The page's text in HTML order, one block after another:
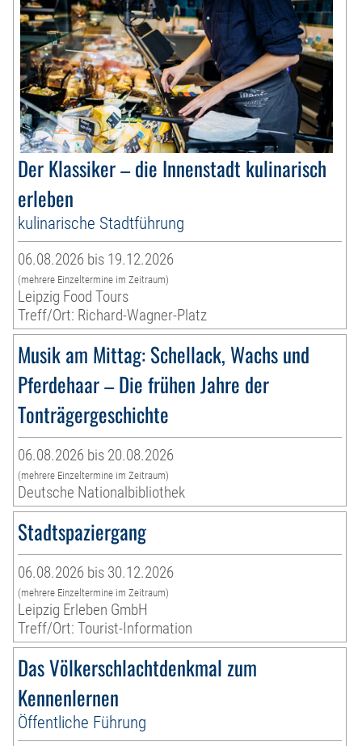
Der Klassiker – die Innenstadt kulinarisch
erleben
kulinarische Stadtführung
06.08.2026 bis 19.12.2026
(mehrere Einzeltermine im Zeitraum)
Leipzig Food Tours
Treff/Ort: Richard-Wagner-Platz
Musik am Mittag: Schellack, Wachs und
Pferdehaar – Die frühen Jahre der
Tonträgergeschichte
06.08.2026 bis 20.08.2026
(mehrere Einzeltermine im Zeitraum)
Deutsche Nationalbibliothek
Stadtspaziergang
06.08.2026 bis 30.12.2026
(mehrere Einzeltermine im Zeitraum)
Leipzig Erleben GmbH
Treff/Ort: Tourist-Information
Das Völkerschlachtdenkmal zum
Kennenlernen
Öffentliche Führung